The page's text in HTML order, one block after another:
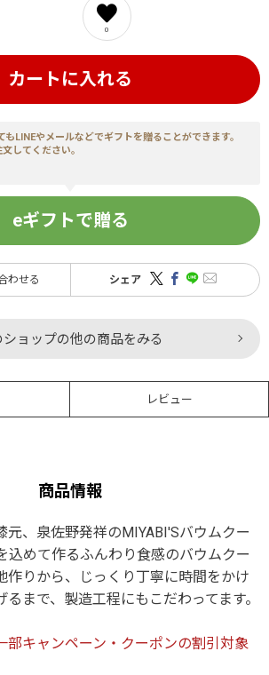
0
カートに入れる
LINEやメールなどでギフトを贈ることができます。
してください。
eギフトで贈る
わせる シェア
ショップの他の商品をみる
レビュー
商品情報
元、泉佐野発祥のMIYABI'Sバウムクー
込めて作るふんわり食感のバウムクー
作りから、じっくり丁寧に時間をかけ
まで、製造工程にもこだわってます。
キャンペーン・クーポンの割引対象